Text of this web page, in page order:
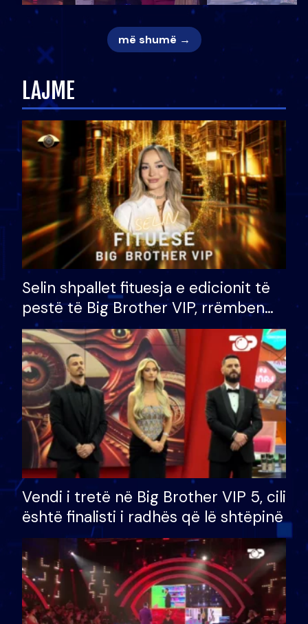
më shumë →
LAJME
Selin shpallet fituesja e edicionit të
pestë të Big Brother VIP, rrëmben
çmimin e madh prej 100 mijë eurosh
Vendi i tretë në Big Brother VIP 5, cili
është finalisti i radhës që lë shtëpinë